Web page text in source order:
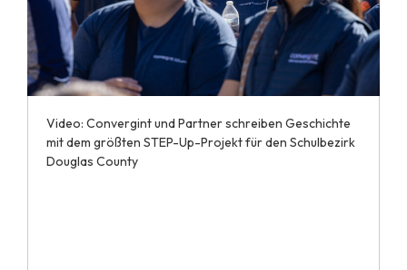
Video: Convergint und Partner schreiben Geschichte
mit dem größten STEP-Up-Projekt für den Schulbezirk
Douglas County